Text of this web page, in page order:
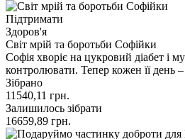
Підтримати
Здоров'я
Світ мрій та боротьби Софійки
Софія хворіє на цукровий діабет і
контролювати. Тепер кожен її день
Зібрано
11540,11 грн.
Залишилось зібрати
16659,89 грн.